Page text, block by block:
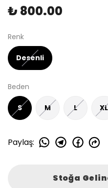
₺ 800.00
Renk
Desenli
Beden
S M L XL
Paylaş:
Stoğa